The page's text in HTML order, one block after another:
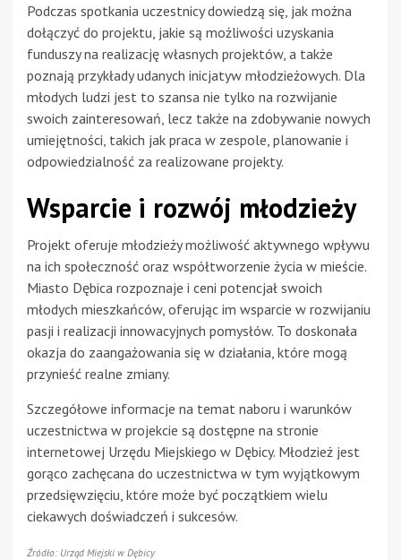
Podczas spotkania uczestnicy dowiedzą się, jak można
dołączyć do projektu, jakie są możliwości uzyskania
funduszy na realizację własnych projektów, a także
poznają przykłady udanych inicjatyw młodzieżowych. Dla
młodych ludzi jest to szansa nie tylko na rozwijanie
swoich zainteresowań, lecz także na zdobywanie nowych
umiejętności, takich jak praca w zespole, planowanie i
odpowiedzialność za realizowane projekty.
Wsparcie i rozwój młodzieży
Projekt oferuje młodzieży możliwość aktywnego wpływu
na ich społeczność oraz współtworzenie życia w mieście.
Miasto Dębica rozpoznaje i ceni potencjał swoich
młodych mieszkańców, oferując im wsparcie w rozwijaniu
pasji i realizacji innowacyjnych pomysłów. To doskonała
okazja do zaangażowania się w działania, które mogą
przynieść realne zmiany.
Szczegółowe informacje na temat naboru i warunków
uczestnictwa w projekcie są dostępne na stronie
internetowej Urzędu Miejskiego w Dębicy. Młodzież jest
gorąco zachęcana do uczestnictwa w tym wyjątkowym
przedsięwzięciu, które może być początkiem wielu
ciekawych doświadczeń i sukcesów.
Źródło: Urząd Miejski w Dębicy